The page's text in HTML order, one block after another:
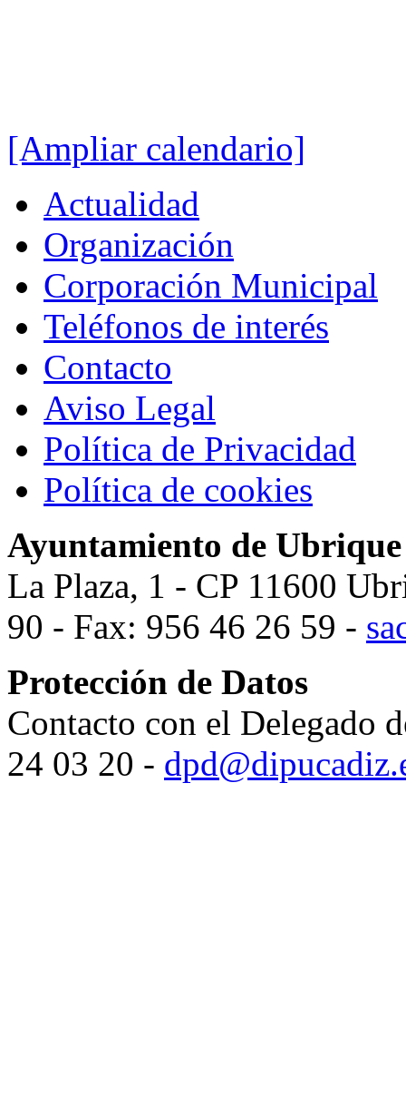
[Ampliar calendario]
Actualidad
Organización
Corporación Municipal
Teléfonos de interés
Contacto
Aviso Legal
Política de Privacidad
Política de cookies
Ayuntamiento de Ubrique
La Plaza, 1 - CP 11600
90 - Fax: 956 46 26 59 -
Protección de Datos
Contacto con el Delegado
24 03 20 -